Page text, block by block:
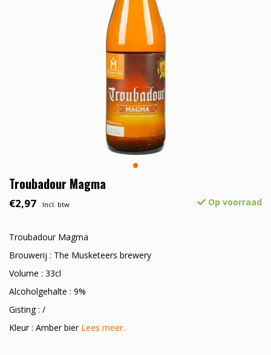
Troubadour Magma
€2,97 Incl. btw Op voorraad
Troubadour Magma
Brouwerij : The Musketeers brewery
Volume : 33cl
Alcoholgehalte : 9%
Gisting : /
Kleur : Amber bier Lees meer..